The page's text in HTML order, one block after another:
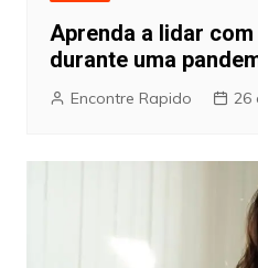
Aprenda a lidar
durante uma
Encontre Rapido 26